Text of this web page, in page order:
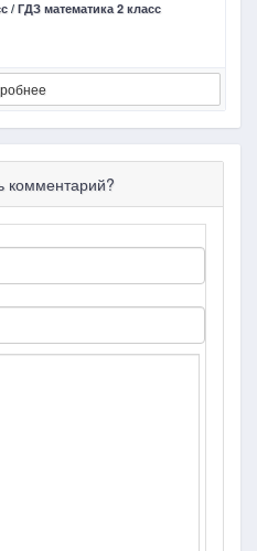
/ ГДЗ математика 2 класс
комментарий?